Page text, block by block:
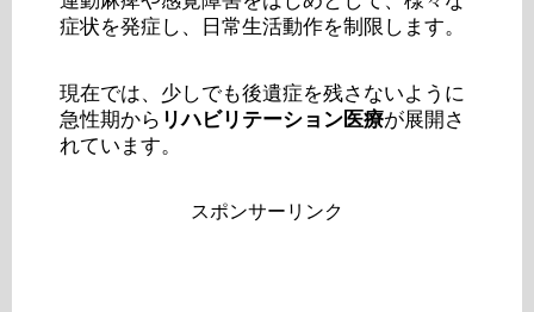
症状を発症し、日常生活動作を制限します。
現在では、少しでも後遺症を残さないように
急性期から リハビリテーション医療が展開さ
れています。
スポンサーリンク